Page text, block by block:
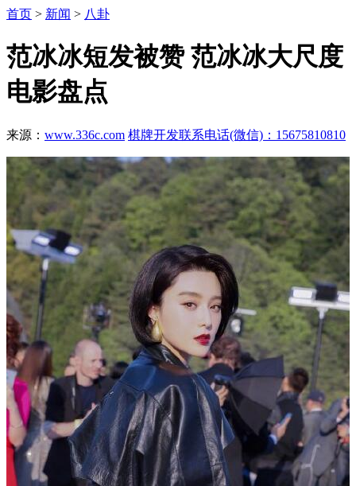
首页 > 新闻 > 八卦
范冰冰短发被赞 范冰冰大尺度
电影盘点
来源： www.336c.com 棋牌开发联系电话(微信)：15675810810